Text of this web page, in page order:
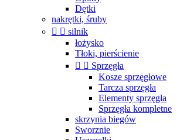
Dętki
nakrętki, śruby
  silnik
łożysko
Tłoki, pierścienie
  Sprzęgła
Kosze sprzęgłowe
Tarcza sprzęgła
Elementy sprzęgła
Sprzęgła kompletne
skrzynia biegów
Sworznie